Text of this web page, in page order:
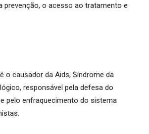
prevenção, o acesso ao tratamento e
o causador da Aids, Síndrome da
responsável pela defesa do
pelo enfraquecimento do sistema